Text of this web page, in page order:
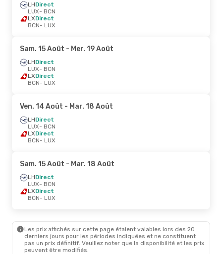
LHDirect
LUX- BCN
LXDirect
BCN- LUX
Sam. 15 Août - Mer. 19 Août
LHDirect
LUX- BCN
LXDirect
BCN- LUX
Ven. 14 Août - Mar. 18 Août
LHDirect
LUX- BCN
LXDirect
BCN- LUX
Sam. 15 Août - Mar. 18 Août
LHDirect
LUX- BCN
LXDirect
BCN- LUX
Les prix affichés sur cette page étaient valables lors des 20
derniers jours pour les périodes indiquées et ne constituent
pas un prix définitif. Veuillez noter que la disponibilité et les prix
peuvent être modifiés.